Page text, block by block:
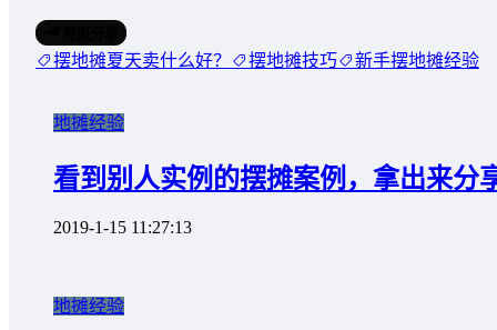
摆地摊夏天卖什么好？ 摆地摊技巧 新手摆地摊经验
地摊经验
看到别人实例的摆摊案例，拿出来分
2019-1-15 11:27:13
地摊经验